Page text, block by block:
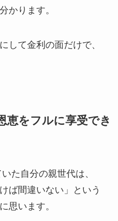
かります。
して金利の面だけで、
恵をフルに享受でき
た自分の親世代は、
ば間違いない」という
思います。